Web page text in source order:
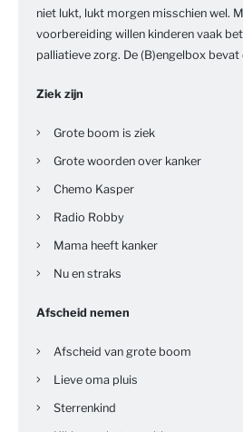
niet lukt, lukt morgen misschien wel.
voorbereiding willen kinderen vaak
palliatieve zorg. De (B)engelbox bevat
Ziek zijn
Grote boom is ziek
Grote woorden over kanker
Chemo Kasper
Radio Robby
Mama heeft kanker
Nu en straks
Afscheid nemen
Afscheid van grote boom
Lieve oma pluis
Sterrenkind